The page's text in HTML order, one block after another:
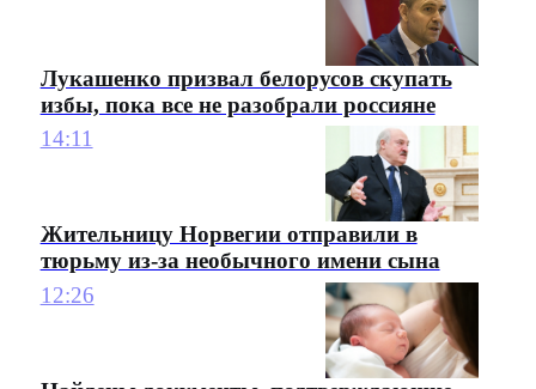
Лукашенко призвал белорусов скупать
избы, пока все не разобрали россияне
14:11
Жительницу Норвегии отправили в
тюрьму из-за необычного имени сына
12:26